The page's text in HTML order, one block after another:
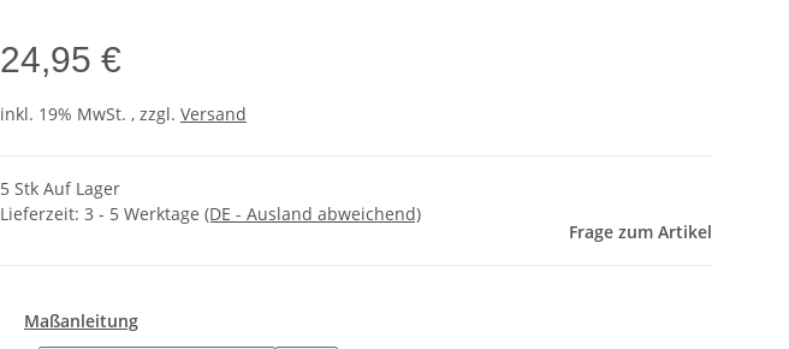
24,95 €
inkl. 19% MwSt. , zzgl. Versand
5 Stk Auf Lager
Lieferzeit: 3 - 5 Werktage (DE - Ausland abweichend)
Frage zum Artikel
Maßanleitung